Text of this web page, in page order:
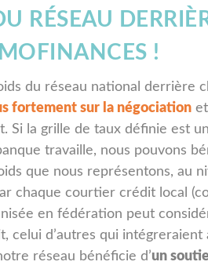
RÉSEAU
!
du réseau national derrière
fortement sur la négociation
Si la grille de taux définie est
travaille, nous pouvons
que nous représentons, au
chaque courtier crédit local
en fédération peut
celui d’autres qui intégreraient
réseau bénéficie d’un